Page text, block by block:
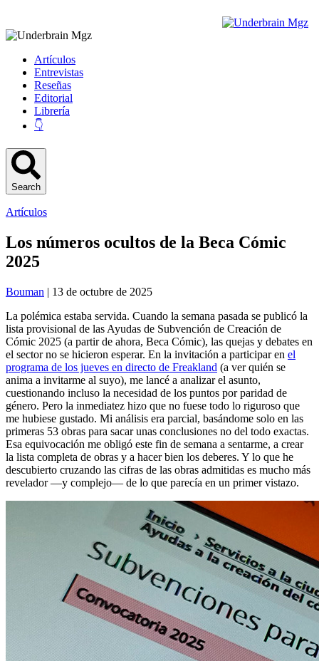
Artículos
Entrevistas
Reseñas
Editorial
Librería
👇
Search
Artículos
Los números ocultos de la Beca Cómic
2025
Bouman | 13 de octubre de 2025
La polémica estaba servida. Cuando la semana pasada se publicó la
lista provisional de las Ayudas de Subvención de Creación de
Cómic 2025 (a partir de ahora, Beca Cómic), las quejas y debates en
el sector no se hicieron esperar. En la invitación a participar en el
programa de los jueves en directo de Freakland (a ver quién se
anima a invitarme al suyo), me lancé a analizar el asunto,
cuestionando incluso la necesidad de los puntos por paridad de
género. Pero la inmediatez hizo que no fuese todo lo riguroso que
me hubiese gustado. Mi análisis era parcial, basándome solo en las
primeras 53 obras para sacar unas conclusiones no del todo exactas.
Esa equivocación me obligó este fin de semana a sentarme, a crear
la lista completa de obras y a hacer bien los deberes. Y lo que he
descubierto cruzando las cifras de las obras admitidas es mucho más
revelador —y complejo— de lo que parecía en un primer vistazo.